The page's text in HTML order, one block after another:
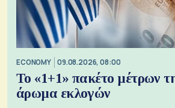
ECONOMY 09.08.2026, 08:00
Το «1+1» πακέτο μέτρων
άρωμα εκλογών